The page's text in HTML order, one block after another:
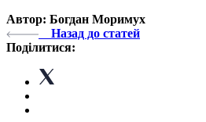
Автор: Богдан Моримух
Назад до статей
Поділитися: